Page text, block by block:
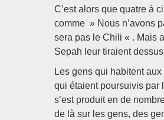
C’est alors que quatre à
comme » Nous n’avons
sera pas le Chili « . Mais
Sepah leur tiraient
Les gens qui habitent
qui étaient poursuivis par
s’est produit en de
de là sur les gens, des